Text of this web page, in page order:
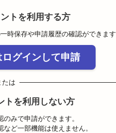
トを利用する方
時保存や申請履歴の確認ができま
グインして申請
たは
トを利用しない方
みで申請ができます。
ど一部機能は使えません。